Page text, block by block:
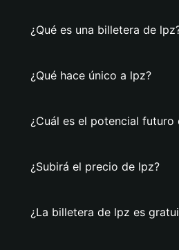
¿Qué es una billetera de
¿Qué hace único a lpz?
¿Cuál es el potencial futuro
¿Subirá el precio de lpz?
¿La billetera de lpz es